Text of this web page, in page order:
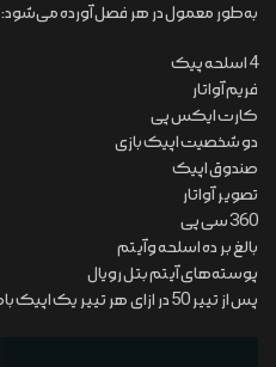
به‌طور معمول در هر فصل آورده می‌شود:
4 اسلحه پیک
فریم آواتار
کارت ایکس پی
دو شخصیت اپیک بازی
صندوق اپیک
تصویر آواتار
360 سی پی
بالغ بر ده اسلحه وآیتم
پوسته‌های آیتم بتل رویال
پس از تییر 50 در ازای هر تییر یک اپیک باکس